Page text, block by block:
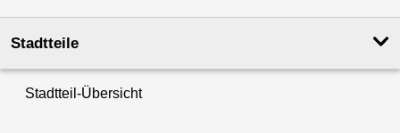
Stadtteile
Stadtteil-Übersicht